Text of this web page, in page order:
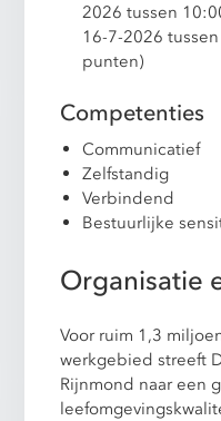
2026 tussen
16-7-2026
punten)
Competenties
Communicatief
Zelfstandig
Verbindend
Bestuurlijke
Organisatie
Voor ruim 1,3
werkgebied streeft
Rijnmond naar een